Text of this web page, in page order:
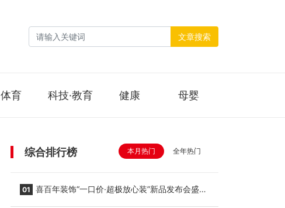
文章搜索
体育 科技·教育 健康 母婴
综合排行榜 本月热门 全年热门
01 喜百年装饰“一口价·超极放心装”新品发布会盛大